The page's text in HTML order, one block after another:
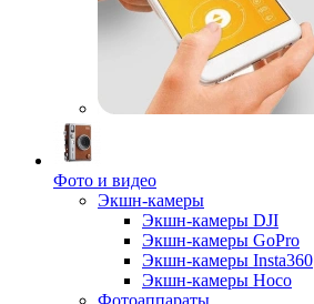
Фото и видео
Экшн-камеры
Экшн-камеры DJI
Экшн-камеры GoPro
Экшн-камеры Insta360
Экшн-камеры Hoco
Фотоаппараты